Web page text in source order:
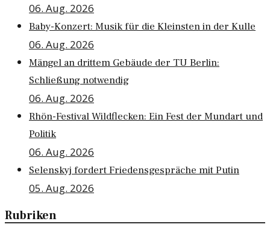
06. Aug. 2026
Baby-Konzert: Musik für die Kleinsten in der Kulle
06. Aug. 2026
Mängel an drittem Gebäude der TU Berlin:
Schließung notwendig
06. Aug. 2026
Rhön-Festival Wildflecken: Ein Fest der Mundart und
Politik
06. Aug. 2026
Selenskyj fordert Friedensgespräche mit Putin
05. Aug. 2026
Rubriken